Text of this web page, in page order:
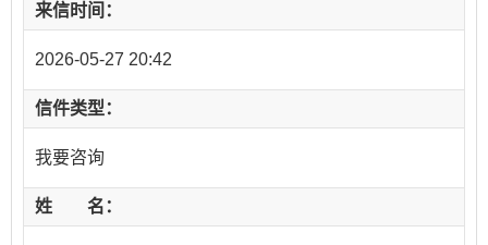
来信时间：
2026-05-27 20:42
信件类型：
我要咨询
姓 名：